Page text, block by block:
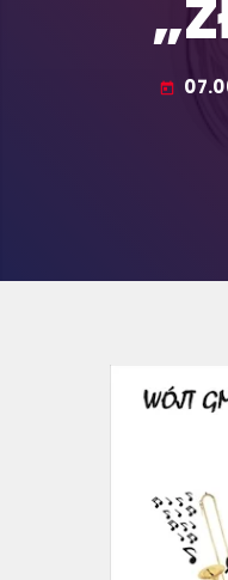
today